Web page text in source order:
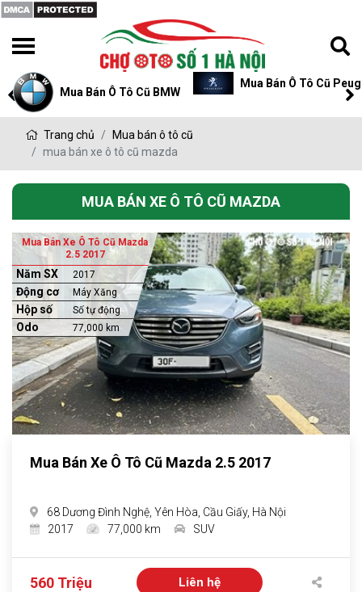
Mua Bán Ô Tô Cũ BMW
Mua Bán Ô Tô Cũ
Trang chủ
Mua bán ô tô cũ
mua bán xe ô tô cũ mazda
MUA BÁN XE Ô TÔ CŨ MAZDA
Mua Bán Xe Ô Tô Cũ Mazda
2.5 2017
Năm SX 2017
Động cơ Máy Xăng
Hộp số Số tự động
Odo 77,000 km
Mua Bán Xe Ô Tô Cũ Mazda 2.5 2017
68 Dương Đình Nghệ, Yên Hòa, Cầu Giấy, Hà Nội
2017
77,000 km SUV
560 Triệu Liên hệ